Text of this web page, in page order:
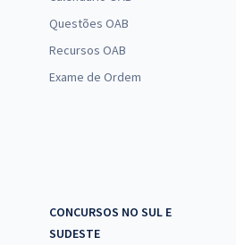
Questões OAB
Recursos OAB
Exame de Ordem
CONCURSOS NO SUL E
SUDESTE